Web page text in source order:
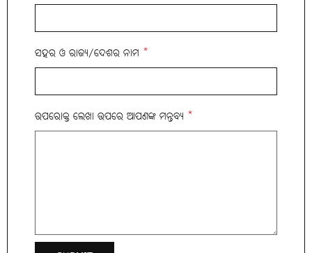
ସହର ଓ ରାଜ୍ୟ/ଦେଶର ନାମ *
ଉପରୋକ୍ତ ଲେଖା ଉପରେ ଆପଣଙ୍କ ମନ୍ତବ୍ୟ *